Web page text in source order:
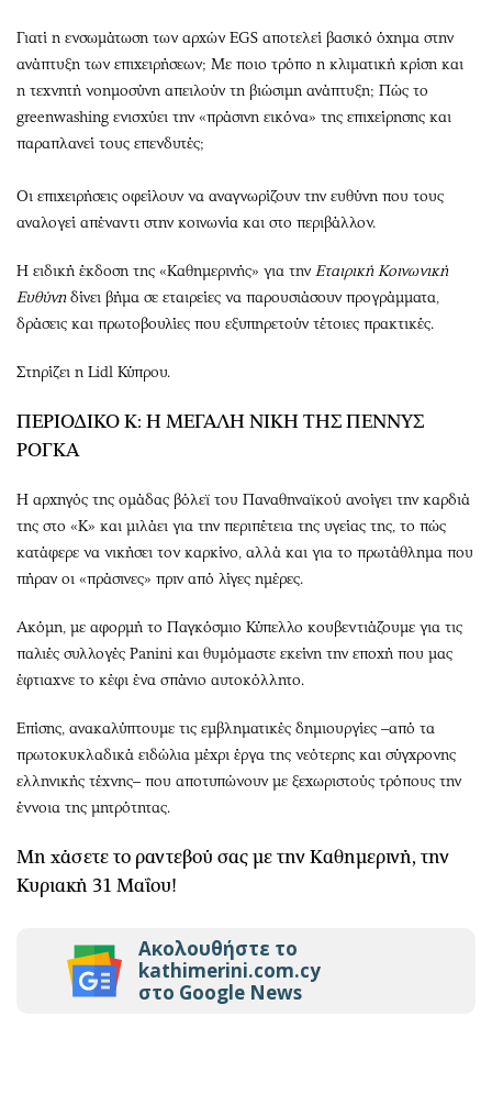
Γιατί η ενσωμάτωση των αρχών EGS αποτελεί βασικό όχημα στην
ανάπτυξη των επιχειρήσεων; Με ποιο τρόπο η κλιματική κρίση και
η τεχνητή νοημοσύνη απειλούν τη βιώσιμη ανάπτυξη; Πώς το
greenwashing ενισχύει την «πράσινη εικόνα» της επιχείρησης και
παραπλανεί τους επενδυτές;
Οι επιχειρήσεις οφείλουν να αναγνωρίζουν την ευθύνη που τους
αναλογεί απέναντι στην κοινωνία και στο περιβάλλον.
Η ειδική έκδοση της «Καθημερινής» για την Εταιρική Κοινωνική
Ευθύνηδίνει βήμα σε εταιρείες να παρουσιάσουν προγράμματα,
δράσεις και πρωτοβουλίες που εξυπηρετούν τέτοιες πρακτικές.
Στηρίζει η Lidl Κύπρου.
ΠΕΡΙΟΔΙΚΟ Κ: Η ΜΕΓΑΛΗ ΝΙΚΗ ΤΗΣ ΠΕΝΝΥΣ
ΡΟΓΚΑ
Η αρχηγός της ομάδας βόλεϊ του Παναθηναϊκού ανοίγει την καρδιά
της στο «Κ» και μιλάει για την περιπέτεια της υγείας της, το πώς
κατάφερε να νικήσει τον καρκίνο, αλλά και για το πρωτάθλημα που
πήραν οι «πράσινες» πριν από λίγες ημέρες.
Ακόμη, με αφορμή το Παγκόσμιο Κύπελλο κουβεντιάζουμε για τις
παλιές συλλογές Panini και θυμόμαστε εκείνη την εποχή που μας
έφτιαχνε το κέφι ένα σπάνιο αυτοκόλλητο.
Επίσης, ανακαλύπτουμε τις εμβληματικές δημιουργίες –από τα
πρωτοκυκλαδικά ειδώλια μέχρι έργα της νεότερης και σύγχρονης
ελληνικής τέχνης– που αποτυπώνουν με ξεχωριστούς τρόπους την
έννοια της μητρότητας.
Μη χάσετε το ραντεβού σας με την Καθημερινή, την
Κυριακή 31 Μαΐου!
Ακολουθήστε το
kathimerini.com.cy
στο Google News